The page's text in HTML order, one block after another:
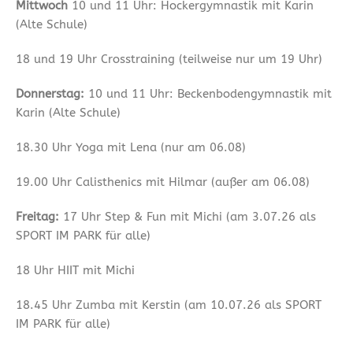
Mittwoch 10 und 11 Uhr: Hockergymnastik mit Karin
(Alte Schule)
18 und 19 Uhr Crosstraining (teilweise nur um 19 Uhr)
Donnerstag: 10 und 11 Uhr: Beckenbodengymnastik mit
Karin (Alte Schule)
18.30 Uhr Yoga mit Lena (nur am 06.08)
19.00 Uhr Calisthenics mit Hilmar (außer am 06.08)
Freitag: 17 Uhr Step & Fun mit Michi (am 3.07.26 als
SPORT IM PARK für alle)
18 Uhr HIIT mit Michi
18.45 Uhr Zumba mit Kerstin (am 10.07.26 als SPORT
IM PARK für alle)